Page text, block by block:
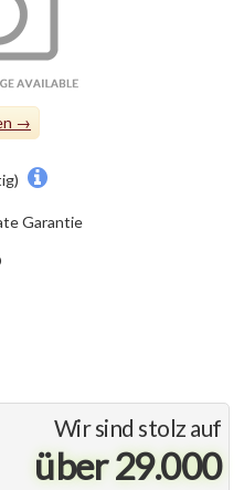
Wir sind stolz auf
über 29.000
Garantie